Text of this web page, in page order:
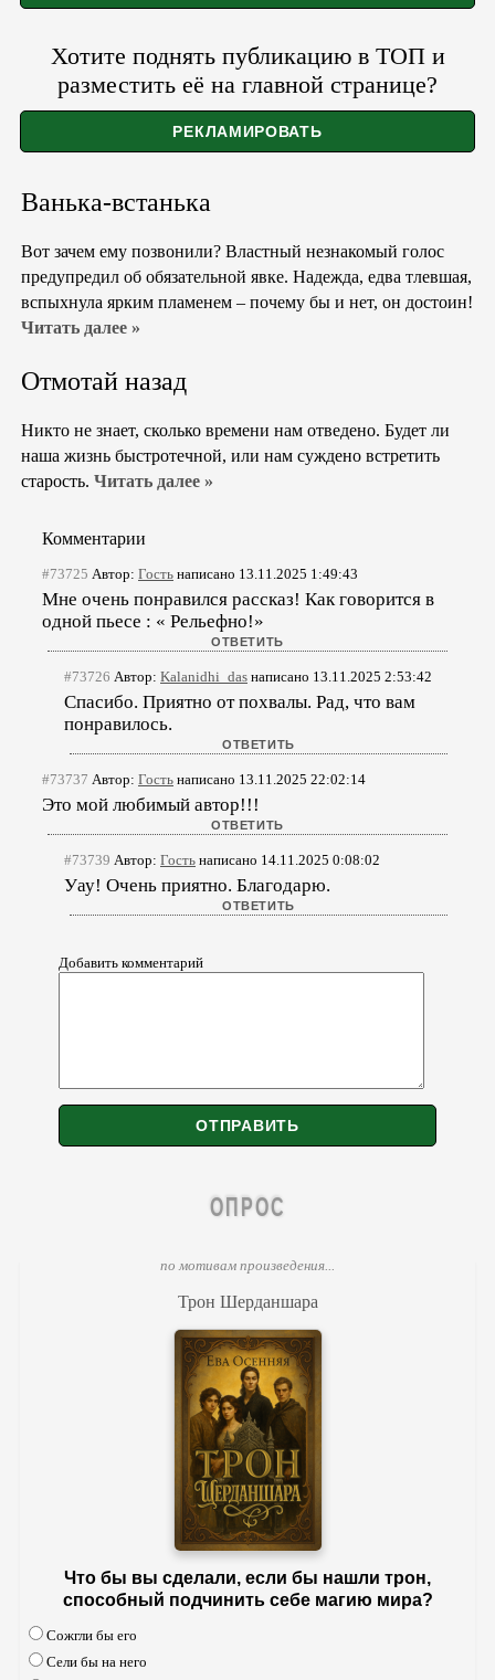
Хотите поднять публикацию в ТОП и
разместить её на главной странице?
Ванька-встанька
Вот зачем ему позвонили? Властный незнакомый голос
предупредил об обязательной явке. Надежда, едва тлевшая,
вспыхнула ярким пламенем – почему бы и нет, он достоин!
Читать далее »
Отмотай назад
Никто не знает, сколько времени нам отведено. Будет ли
наша жизнь быстротечной, или нам суждено встретить
старость. Читать далее »
Комментарии
#73725 Автор: Гость написано 13.11.2025 1:49:43
Мне очень понравился рассказ! Как говорится в
одной пьесе : « Рельефно!»
#73726 Автор: Kalanidhi_das написано 13.11.2025 2:53:42
Спасибо. Приятно от похвалы. Рад, что вам
понравилось.
#73737 Автор: Гость написано 13.11.2025 22:02:14
Это мой любимый автор!!!
#73739 Автор: Гость написано 14.11.2025 0:08:02
Уау! Очень приятно. Благодарю.
Добавить комментарий
ОПРОС
по мотивам произведения...
Трон Шерданшара
Что бы вы сделали, если бы нашли трон,
способный подчинить себе магию мира?
Сожгли бы его
Сели бы на него